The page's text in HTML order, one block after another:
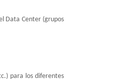
Data Center (grupos
para los diferentes